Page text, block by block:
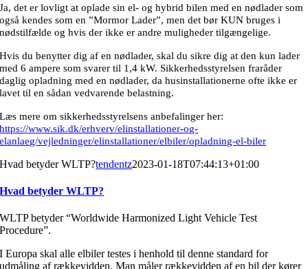
Ja, det er lovligt at oplade sin el- og hybrid bilen med en nødlader som
også kendes som en ”Mormor Lader”, men det bør KUN bruges i
nødstilfælde og hvis der ikke er andre muligheder tilgængelige.
Hvis du benytter dig af en nødlader, skal du sikre dig at den kun lader
med 6 ampere som svarer til 1,4 kW. Sikkerhedsstyrelsen fraråder
daglig opladning med en nødlader, da husinstallationerne ofte ikke er
lavet til en sådan vedvarende belastning.
Læs mere om sikkerhedsstyrelsens anbefalinger her:
https://www.sik.dk/erhverv/elinstallationer-og-
elanlaeg/vejledninger/elinstallationer/elbiler/opladning-el-biler
Hvad betyder WLTP?tendentz2023-01-18T07:44:13+01:00
Hvad betyder WLTP?
WLTP betyder “Worldwide Harmonized Light Vehicle Test
Procedure”.
I Europa skal alle elbiler testes i henhold til denne standard for
udmåling af rækkevidden. Man måler rækkevidden af en bil der kører